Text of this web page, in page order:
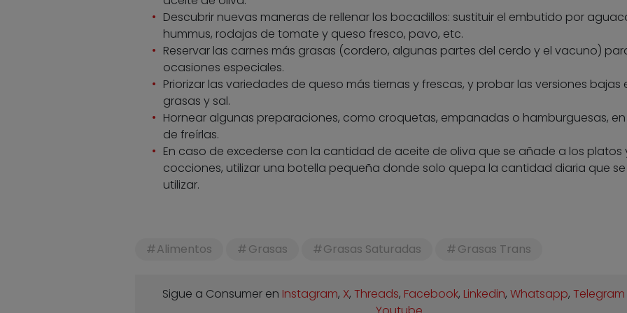
Descubrir nuevas maneras de rellenar los bocadillos: sustituir el embutido por
hummus, rodajas de tomate y queso fresco, pavo, etc.
Reservar las carnes más grasas (cordero, algunas partes del cerdo y el vacuno)
ocasiones especiales.
Priorizar las variedades de queso más tiernas y frescas, y probar las versiones bajas
grasas y sal.
Hornear algunas preparaciones, como croquetas, empanadas o hamburguesas,
de freírlas.
En caso de excederse con la cantidad de aceite de oliva que se añade a los platos
cocciones, utilizar una botella pequeña donde solo quepa la cantidad diaria que
utilizar.
Alimentos Grasas Grasas Saturadas Grasas Trans
Sigue a Consumer en Instagram, X,Threads, Facebook, Linkedin,Whatsapp,Telegram